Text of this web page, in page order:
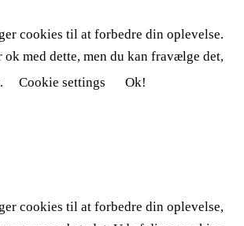
cookies til at forbedre din oplevelse.
ok med dette, men du kan fravælge det,
Cookie settings Ok!
cookies til at forbedre din oplevelse,